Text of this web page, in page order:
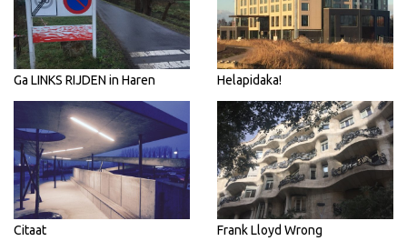
Ga LINKS RIJDEN in Haren Helapidaka!
Citaat Frank Lloyd Wrong